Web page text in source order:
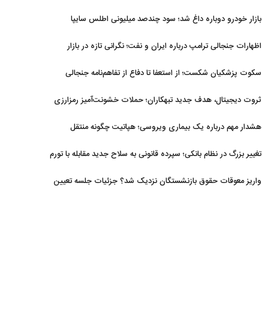
بازار خودرو دوباره داغ شد؛ سود چندصد میلیونی اطلس سایپا
اظهارات جنجالی ترامپ درباره ایران و نفت؛ نگرانی تازه در بازار
سکوت پزشکیان شکست؛ از استعفا تا دفاع از تفاهم‌نامه جنجالی
ثروت دیجیتال، هدف جدید تبهکاران؛ حملات خشونت‌آمیز رمزارزی
هشدار مهم درباره یک بیماری ویروسی؛ هپاتیت چگونه منتقل
تغییر بزرگ در نظام بانکی؛ سپرده قانونی به سلاح جدید مقابله با تورم
واریز معوقات حقوق بازنشستگان نزدیک شد؟ جزئیات جلسه تعیین